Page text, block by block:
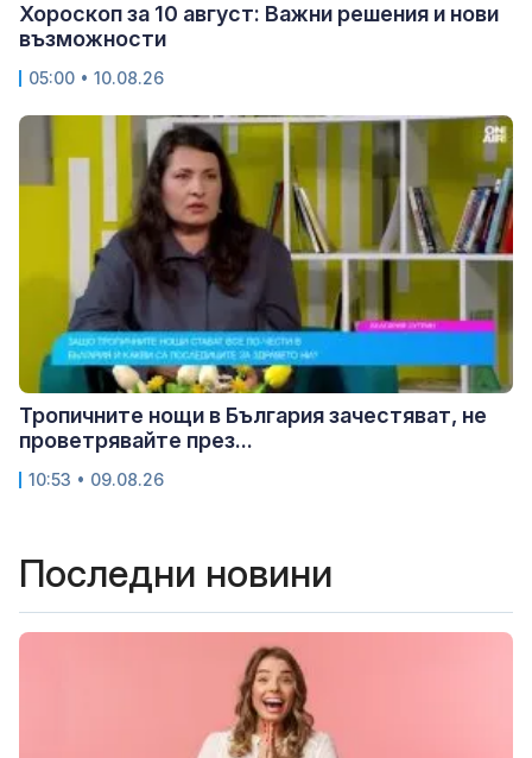
Хороскоп за 10 август: Важни решения и нови
възможности
05:00 • 10.08.26
Тропичните нощи в България зачестяват, не
проветрявайте през...
10:53 • 09.08.26
Последни новини